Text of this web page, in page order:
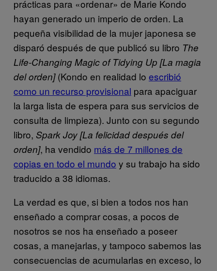
prácticas para «ordenar» de Marie Kondo
hayan generado un imperio de orden. La
pequeña visibilidad de la mujer japonesa se
disparó después de que publicó su libro The
Life-Changing Magic of Tidying Up [La magia
del orden](Kondo en realidad lo escribió
como un recurso provisional para apaciguar
la larga lista de espera para sus servicios de
consulta de limpieza). Junto con su segundo
libro, Spark Joy [La felicidad después del
orden], ha vendido más de 7 millones de
copias en todo el mundo y su trabajo ha sido
traducido a 38 idiomas.
La verdad es que, si bien a todos nos han
enseñado a comprar cosas, a pocos de
nosotros se nos ha enseñado a poseer
cosas, a manejarlas, y tampoco sabemos las
consecuencias de acumularlas en exceso, lo